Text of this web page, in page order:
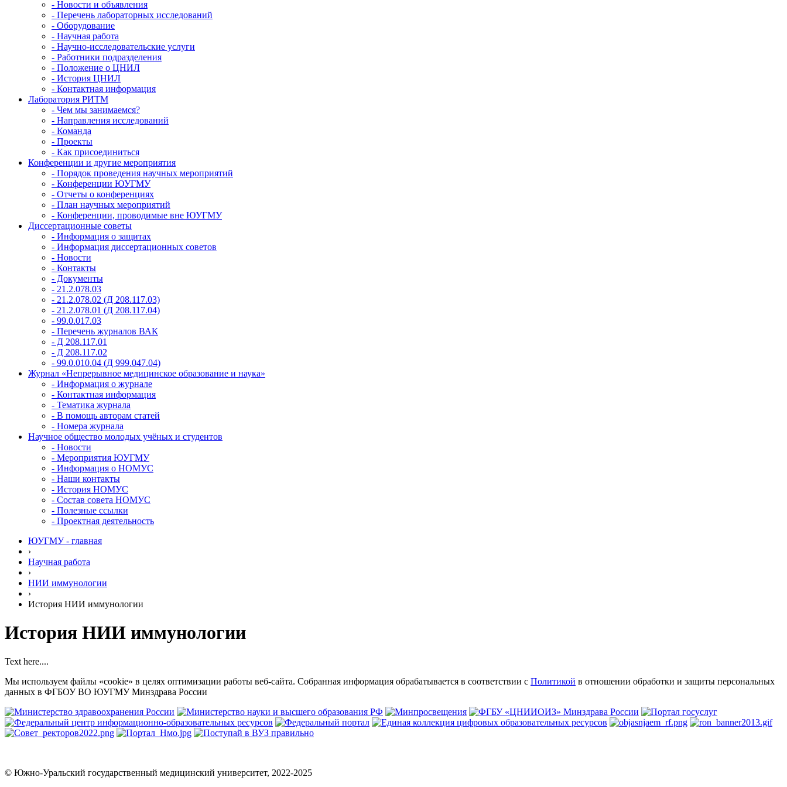
- Новости и объявления
- Перечень лабораторных исследований
- Оборудование
- Научная работа
- Научно-исследовательские услуги
- Работники подразделения
- Положение о ЦНИЛ
- История ЦНИЛ
- Контактная информация
Лаборатория РИТМ
- Чем мы занимаемся?
- Направления исследований
- Команда
- Проекты
- Как присоединиться
Конференции и другие мероприятия
- Порядок проведения научных мероприятий
- Конференции ЮУГМУ
- Отчеты о конференциях
- План научных мероприятий
- Конференции, проводимые вне ЮУГМУ
Диссертационные советы
- Информация о защитах
- Информация диссертационных советов
- Новости
- Контакты
- Документы
- 21.2.078.03
- 21.2.078.02 (Д 208.117.03)
- 21.2.078.01 (Д 208.117.04)
- 99.0.017.03
- Перечень журналов ВАК
- Д 208.117.01
- Д 208.117.02
- 99.0.010.04 (Д 999.047.04)
Журнал «Непрерывное медицинское образование и наука»
- Информация о журнале
- Контактная информация
- Тематика журнала
- В помощь авторам статей
- Номера журнала
Научное общество молодых учёных и студентов
- Новости
- Мероприятия ЮУГМУ
- Информация о НОМУС
- Наши контакты
- История НОМУС
- Состав совета НОМУС
- Полезные ссылки
- Проектная деятельность
ЮУГМУ - главная
›
Научная работа
›
НИИ иммунологии
›
История НИИ иммунологии
История НИИ иммунологии
Text here....
Мы используем файлы «cookie» в целях оптимизации работы веб-сайта. Собранная информация обрабатывается в соответствии с Политикой в отношении обработки и защиты персональных
данных в ФГБОУ ВО ЮУГМУ Минздрава России
© Южно-Уральский государственный медицинский университет, 2022-2025